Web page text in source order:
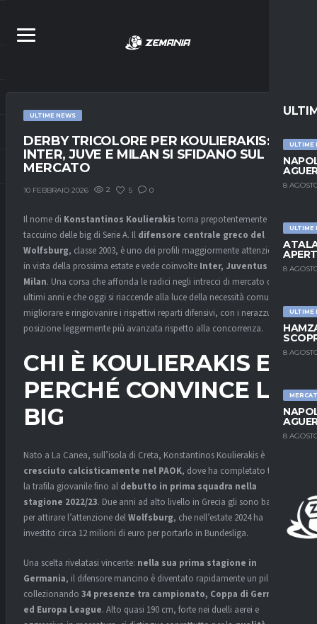
ULTIME
8
ULTIME
8
ULTIME
8
8
ULTIME NEWS
DERBY TRICOLORE PER KOULIERAKIS:
INTER, JUVE E MILAN SI SFIDANO SUL
MERCATO
10 FEBBRAIO 2026 2 5 0
Il nome di Konstantinos Koulierakis torna prepotentemente sul
taccuino delle big di Serie A. Il difensore centrale greco del
Wolfsburg, classe 2003, è uno dei profili maggiormente attenzionati
in vista della prossima estate e vede coinvolte Inter, Juventus
Milan. Una corsa che affonda le radici negli intrecci di mercato degli
ultimi anni e che oggi si riaccende alla luce della necessità comune di
migliorare e ringiovanire i rispettivi reparti difensivi, con i nerazzurri in
posizione leggermente più avanzata rispetto alla concorrenza.
CHI È KOULIERAKIS E
PERCHÉ CONVINCE LE
BIG
Nato a La Canea, sull’isola di Creta, Konstantinos Koulierakis è
cresciuto calcisticamente nel PAOK, dove ha completato tutta
la trafila giovanile fino al debutto in prima squadra nella
stagione 2022/23. Due anni ad alto livello in Grecia gli sono bastati
per attirare l’attenzione delWolfsburg, che nell’estate 2024 ha
investito circa 12 milioni di euro per portarlo in Bundesliga.
Una scelta rivelatasi vincente: nella sua prima stagione in
Germania, il difensore mancino è diventato rapidamente un pilastro,
collezionando 34 presenze tra campionato, Coppa di Germania
ed Europa League. Alto quasi 190 cm, forte nei duelli aerei e